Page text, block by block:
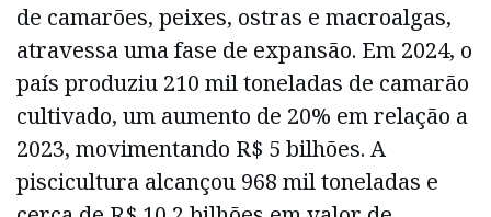
de camarões, peixes, ostras e macroalgas,
atravessa uma fase de expansão. Em 2024, o
país produziu 210 mil toneladas de camarão
cultivado, um aumento de 20% em relação a
2023, movimentando R$ 5 bilhões. A
piscicultura alcançou 968 mil toneladas e